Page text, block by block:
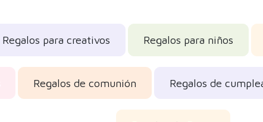
Regalos para creativos Regalos para niños
Regalos de comunión Regalos de